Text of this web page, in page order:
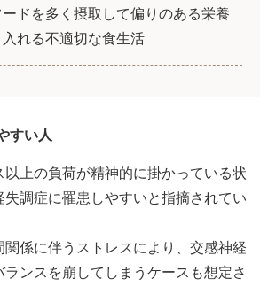
ドを多く摂取して偏りのある栄養
れる不適切な食生活
すい人
以上の負荷が精神的に掛かっている状
失調症に罹患しやすいと指摘されてい
関係に伴うストレスにより、交感神経
ランスを崩してしまうケースも想定さ